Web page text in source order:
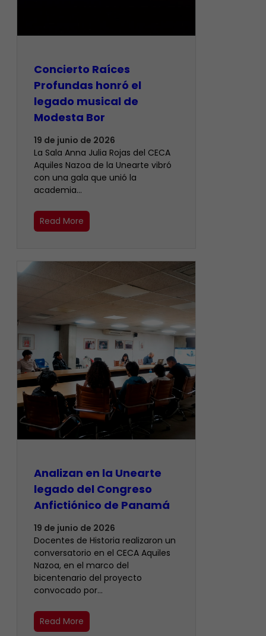
​Concierto Raíces
Profundas honró el
legado musical de
Modesta Bor
19 de junio de 2026
La Sala Anna Julia Rojas del CECA
Aquiles Nazoa de la Unearte vibró
con una gala que unió la
academia…
Read More
Analizan en la Unearte
legado del Congreso
Anfictiónico de Panamá
19 de junio de 2026
Docentes de Historia realizaron un
conversatorio en el CECA Aquiles
Nazoa, en el marco del
bicentenario del proyecto
convocado por…
Read More